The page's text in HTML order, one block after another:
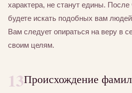
характера, не станут едины.
будете искать подобных вам
Вам следует опираться на веру в
своим целям.
13Происхождение